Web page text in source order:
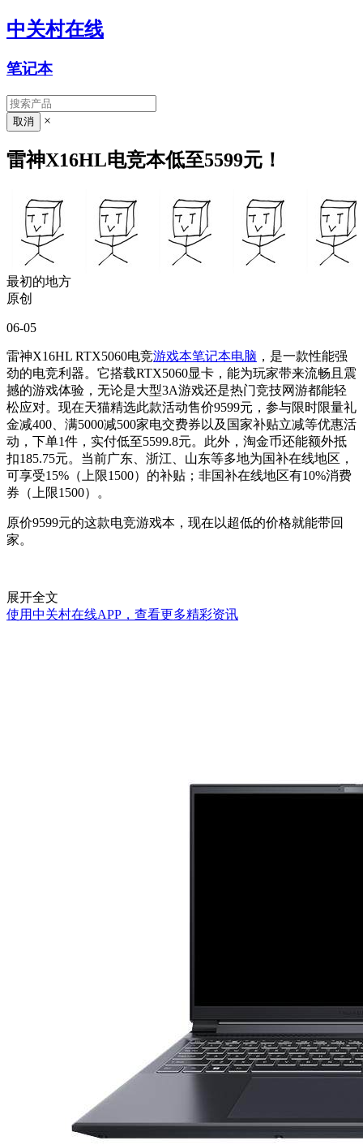
中关村在线
笔记本
×
雷神X16HL电竞本低至5599元！
最初的地方
原创
06-05
雷神X16HL RTX5060电竞游戏本笔记本电脑 ，是一款性能强
劲的电竞利器。它搭载RTX5060显卡，能为玩家带来流畅且震
撼的游戏体验，无论是大型3A游戏还是热门竞技网游都能轻
松应对。现在天猫精选此款活动售价9599元，参与限时限量礼
金减400、满5000减500家电交费券以及国家补贴立减等优惠活
动，下单1件，实付低至5599.8元。此外，淘金币还能额外抵
扣185.75元。当前广东、浙江、山东等多地为国补在线地区，
可享受15%（上限1500）的补贴；非国补在线地区有10%消费
券（上限1500）。
原价9599元的这款电竞游戏本，现在以超低的价格就能带回
家。
展开全文
使用中关村在线APP，查看更多精彩资讯